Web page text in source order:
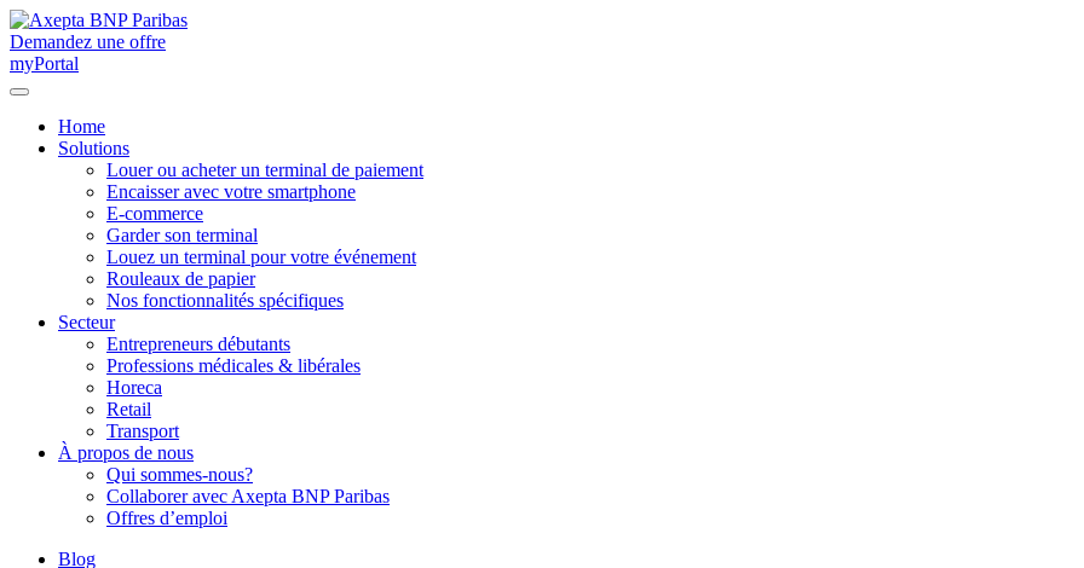
Demandez une offre
myPortal
Home
Solutions
Louer ou acheter un terminal de paiement
Encaisser avec votre smartphone
E-commerce
Garder son terminal
Louez un terminal pour votre événement
Rouleaux de papier
Nos fonctionnalités spécifiques
Secteur
Entrepreneurs débutants
Professions médicales & libérales
Horeca
Retail
Transport
À propos de nous
Qui sommes-nous?
Collaborer avec Axepta BNP Paribas
Offres d’emploi
Blog